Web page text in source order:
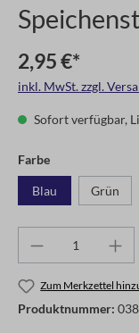
2,95 €*
inkl. MwSt. zzgl.
Sofort verfügbar,
Farbe
Blau Grün
Zum Merkzettel
Produktnummer: